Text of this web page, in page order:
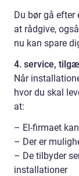
Du bør gå efter
at rådgive,
nu kan spare
4. service,
Når
hvor du skal
at:
– El-firmaet
– Der er
– De tilbyder
installationer